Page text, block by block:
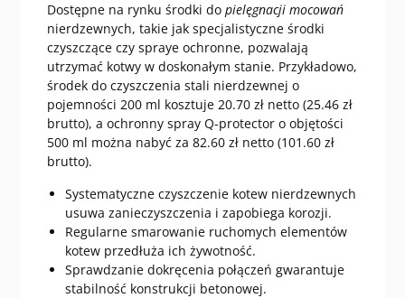
Dostępne na rynku środki do pielęgnacji mocowań
nierdzewnych, takie jak specjalistyczne środki
czyszczące czy spraye ochronne, pozwalają
utrzymać kotwy w doskonałym stanie. Przykładowo,
środek do czyszczenia stali nierdzewnej o
pojemności 200 ml kosztuje 20.70 zł netto (25.46 zł
brutto), a ochronny spray Q-protector o objętości
500 ml można nabyć za 82.60 zł netto (101.60 zł
brutto).
Systematyczne czyszczenie kotew nierdzewnych
usuwa zanieczyszczenia i zapobiega korozji.
Regularne smarowanie ruchomych elementów
kotew przedłuża ich żywotność.
Sprawdzanie dokręcenia połączeń gwarantuje
stabilność konstrukcji betonowej.